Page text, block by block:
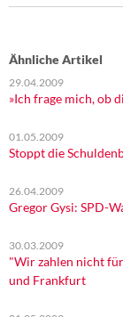
Memo-Gruppe
Institut
Rosa-
Über mich
Kontakt
Ähnliche Artikel
29.04.2009
»Ich frage mich, ob
01.05.2009
Stoppt die
26.04.2009
Gregor Gysi: SPD-
30.03.2009
"Wir zahlen nicht
und Frankfurt